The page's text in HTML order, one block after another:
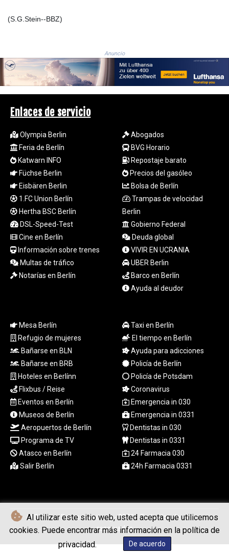
Al utilizar este sitio web, usted acepta que utilicemos
cookies. Puede encontrar más información en la política de
privacidad.
De acuerdo
TJS 10.633568
TMT 4.058036
TND 3.386358
3051.762079
UAH 51.625959
UGX
4293.946644
USD 1.156136
UZS
13785.828699
VES 873.763846
VND
30295.956222
VUV 138.059733
WST 3.160483
XAF 655.948849
XAG 0.018188
XCG 2.077474
XDR 0.81579
XOF 655.948849
XPF 119.331742
YER 275.626884
ZAR 18.667336
10406.612213
ZMW 21.75673
ZWL 372.275202
AED 4.245913
AED 4.245913
AFN 76.887634
1060.176801
ARS
1724.882567
AUD 1.638747
(S.G.Stein--BBZ)
Anuncio
Enlaces de servicio
Olympia Berlin
Feria de Berlín
Katwarn INFO
Füchse Berlin
Eisbären Berlin
1.FC Union Berlín
Hertha BSC Berlín
DSL-Speed-Test
Cine en Berlín
Información sobre trenes
Multas de tráfico
Notarías en Berlín
Abogados
BVG Horario
Repostaje barato
Precios del gasóleo
Bolsa de Berlín
Trampas de velocidad
Berlin
Gobierno Federal
Deuda global
VIVIR EN UCRANIA
UBER Berlin
Barco en Berlín
Ayuda al deudor
Mesa Berlín
Refugio de mujeres
Bañarse en BLN
Bañarse en BRB
Hoteles en Berlínn
Flixbus / Reise
Eventos en Berlín
Museos de Berlín
Aeropuertos de Berlín
Programa de TV
Atasco en Berlín
Salir Berlín
Taxi en Berlín
El tiempo en Berlín
Ayuda para adicciones
Policía de Berlín
Policía de Potsdam
Coronavirus
Emergencia in 030
Emergencia in 0331
Dentistas in 030
Dentistas in 0331
24 Farmacia 030
24h Farmacia 0331
© Berliner Boersenzeitung - 2026 - Todos los derechos
reservados